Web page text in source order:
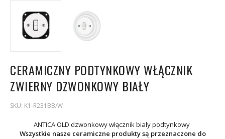
CERAMICZNY PODTYNKOWY WŁĄCZNIK
ZWIERNY DZWONKOWY BIAŁY
SKU: K1-R231BB/W
ANTICA OLD dzwonkowy włącznik biały podtynkowy
Wszystkie nasze ceramiczne produkty są przeznaczone do